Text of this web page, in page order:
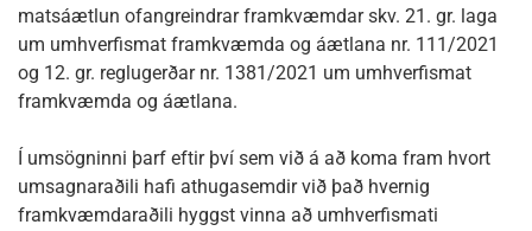
matsáætlun ofangreindrar framkvæmdar skv. 21. gr. laga
um umhverfismat framkvæmda og áætlana nr. 111/2021
og 12. gr. reglugerðar nr. 1381/2021 um umhverfismat
framkvæmda og áætlana.
Í umsögninni þarf eftir því sem við á að koma fram hvort
umsagnaraðili hafi athugasemdir við það hvernig
framkvæmdaraðili hyggst vinna að umhverfismati